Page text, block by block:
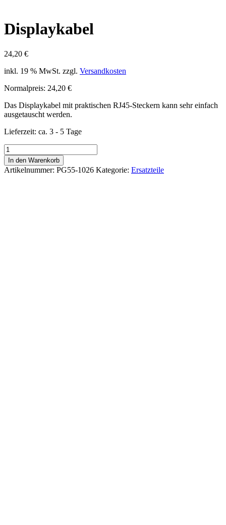
Displaykabel
24,20 €
inkl. 19 % MwSt. zzgl. Versandkosten
Normalpreis: 24,20 €
Das Displaykabel mit praktischen RJ45-Steckern kann sehr einfach
ausgetauscht werden.
Lieferzeit: ca. 3 - 5 Tage
Displaykabel
Menge
In den Warenkorb
Artikelnummer: PG55-1026 Kategorie: Ersatzteile